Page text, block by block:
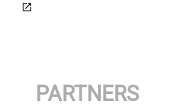
PARTNERS